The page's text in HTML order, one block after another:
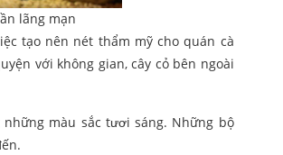
lãng mạn
tạo nên nét thẩm mỹ cho quán cà
với không gian, cây cỏ bên ngoài
màu sắc tươi sáng. Những bộ